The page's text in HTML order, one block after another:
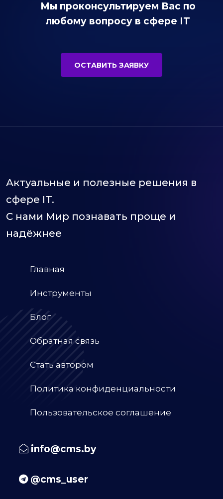
Мы проконсультируем Вас по
любому вопросу в сфере IT
ОСТАВИТЬ ЗАЯВКУ
Актуальные и полезные решения в
сфере IT.
С нами Мир познавать проще и
надёжнее
Главная
Инструменты
Блог
Обратная связь
Стать автором
Политика конфиденциальности
Пользовательское соглашение
info@cms.by
@cms_user